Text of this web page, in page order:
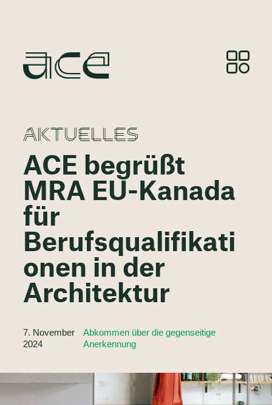
AKTUELLES
ACE begrüßt
MRA EU-Kanada
für
Berufsqualifikati
onen in der
Architektur
7. November
2024
Abkommen über die gegenseitige
Anerkennung